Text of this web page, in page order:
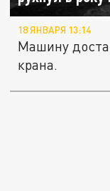
18 ЯНВАРЯ 13:14
Машину
крана.